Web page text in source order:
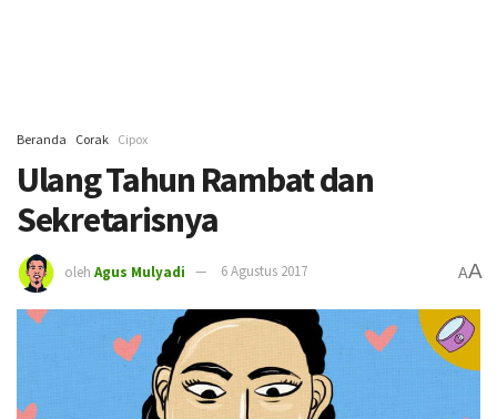
Beranda Corak Cipox
Ulang Tahun Rambat dan
Sekretarisnya
oleh Agus Mulyadi 6 Agustus 2017 AA